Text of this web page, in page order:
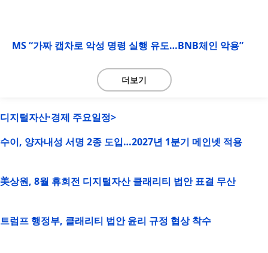
MS “가짜 캡차로 악성 명령 실행 유도…BNB체인 악용”
더보기
디지털자산·경제 주요일정>
수이, 양자내성 서명 2종 도입…2027년 1분기 메인넷 적용
美상원, 8월 휴회전 디지털자산 클래리티 법안 표결 무산
트럼프 행정부, 클래리티 법안 윤리 규정 협상 착수